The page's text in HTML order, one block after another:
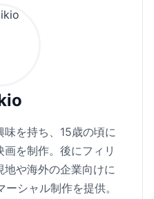
を持ち、15歳の頃に
を制作。後にフィリ
地や海外の企業向けに
シャル制作を提供。